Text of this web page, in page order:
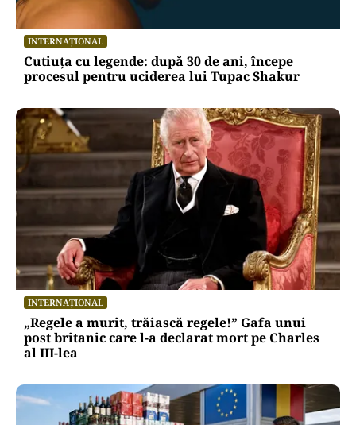
INTERNAȚIONAL
Cutiuța cu legende: după 30 de ani, începe
procesul pentru uciderea lui Tupac Shakur
INTERNAȚIONAL
„Regele a murit, trăiască regele!” Gafa unui
post britanic care l-a declarat mort pe Charles
al III-lea